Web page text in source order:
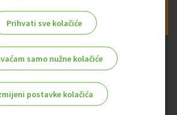
OTP banke
Prihvati sve kolačiće
samo nužne kolačiće
postavke kolačića